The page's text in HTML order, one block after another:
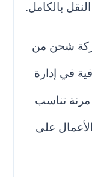
بالكامل.
شحن من
في إدارة
تناسب
على